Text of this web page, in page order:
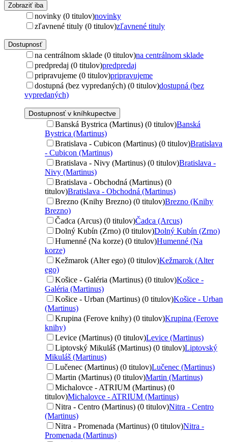
Zobraziť iba
novinky (0 titulov)novinky
zľavnené tituly (0 titulov)zľavnené tituly
Dostupnosť
na centrálnom sklade (0 titulov)na centrálnom sklade
predpredaj (0 titulov)predpredaj
pripravujeme (0 titulov)pripravujeme
dostupná (bez vypredaných) (0 titulov)dostupná (bez
vypredaných)
Dostupnosť v kníhkupectve
Banská Bystrica (Martinus) (0 titulov)Banská
Bystrica (Martinus)
Bratislava - Cubicon (Martinus) (0 titulov)Bratislava
- Cubicon (Martinus)
Bratislava - Nivy (Martinus) (0 titulov)Bratislava -
Nivy (Martinus)
Bratislava - Obchodná (Martinus) (0
titulov)Bratislava - Obchodná (Martinus)
Brezno (Knihy Brezno) (0 titulov)Brezno (Knihy
Brezno)
Čadca (Arcus) (0 titulov)Čadca (Arcus)
Dolný Kubín (Zrno) (0 titulov)Dolný Kubín (Zrno)
Humenné (Na korze) (0 titulov)Humenné (Na
korze)
Kežmarok (Alter ego) (0 titulov)Kežmarok (Alter
ego)
Košice - Galéria (Martinus) (0 titulov)Košice -
Galéria (Martinus)
Košice - Urban (Martinus) (0 titulov)Košice - Urban
(Martinus)
Krupina (Ferove knihy) (0 titulov)Krupina (Ferove
knihy)
Levice (Martinus) (0 titulov)Levice (Martinus)
Liptovský Mikuláš (Martinus) (0 titulov)Liptovský
Mikuláš (Martinus)
Lučenec (Martinus) (0 titulov)Lučenec (Martinus)
Martin (Martinus) (0 titulov)Martin (Martinus)
Michalovce - ATRIUM (Martinus) (0
titulov)Michalovce - ATRIUM (Martinus)
Nitra - Centro (Martinus) (0 titulov)Nitra - Centro
(Martinus)
Nitra - Promenada (Martinus) (0 titulov)Nitra -
Promenada (Martinus)